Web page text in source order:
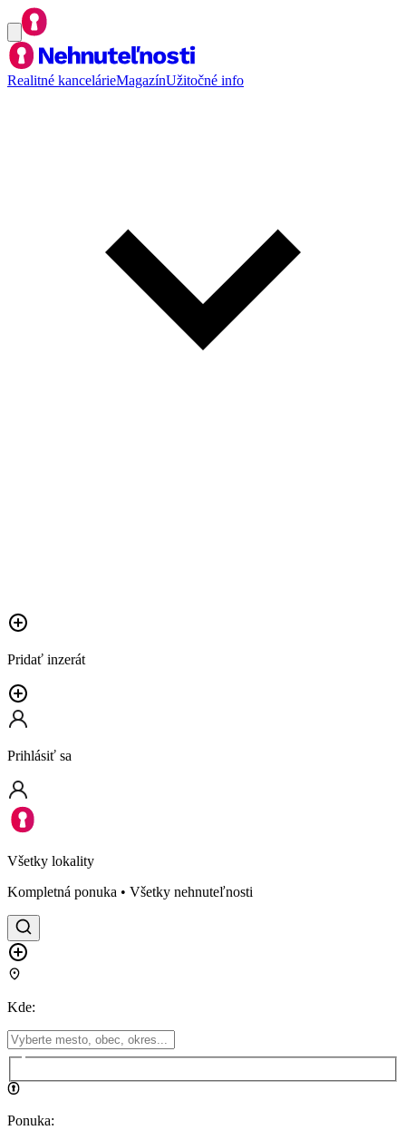
Realitné kancelárieMagazínUžitočné info
Pridať inzerát
Prihlásiť sa
Všetky lokality
Kompletná ponuka • Všetky nehnuteľnosti
Kde:
Ponuka: